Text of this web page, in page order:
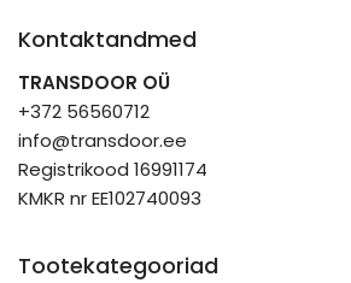
Kontaktandmed
TRANSDOOR OÜ
+372 56560712
info@transdoor.ee
Registrikood 16991174
KMKR nr EE102740093
Tootekategooriad